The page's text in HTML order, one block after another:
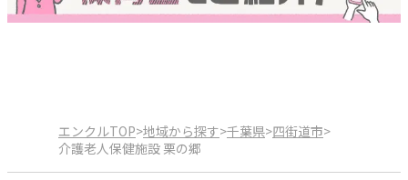
エンクルTOP>地域から探す>千葉県>四街道市>
介護老人保健施設 栗の郷